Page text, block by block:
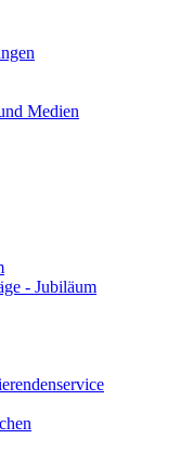
Medien
- Jubiläum